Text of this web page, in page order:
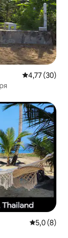
Середня
4,77 (30)
Середня
5,0 (8)